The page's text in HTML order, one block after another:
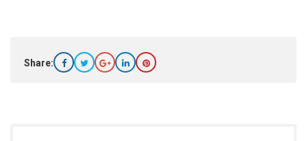
Share: